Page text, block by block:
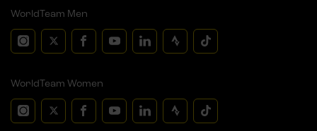
WorldTeam Men
WorldTeam Women